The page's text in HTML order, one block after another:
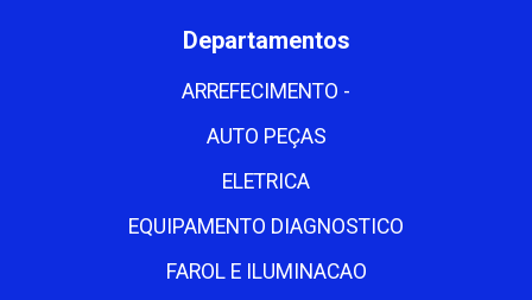
Departamentos
ARREFECIMENTO -
AUTO PEÇAS
ELETRICA
EQUIPAMENTO DIAGNOSTICO
FAROL E ILUMINACAO